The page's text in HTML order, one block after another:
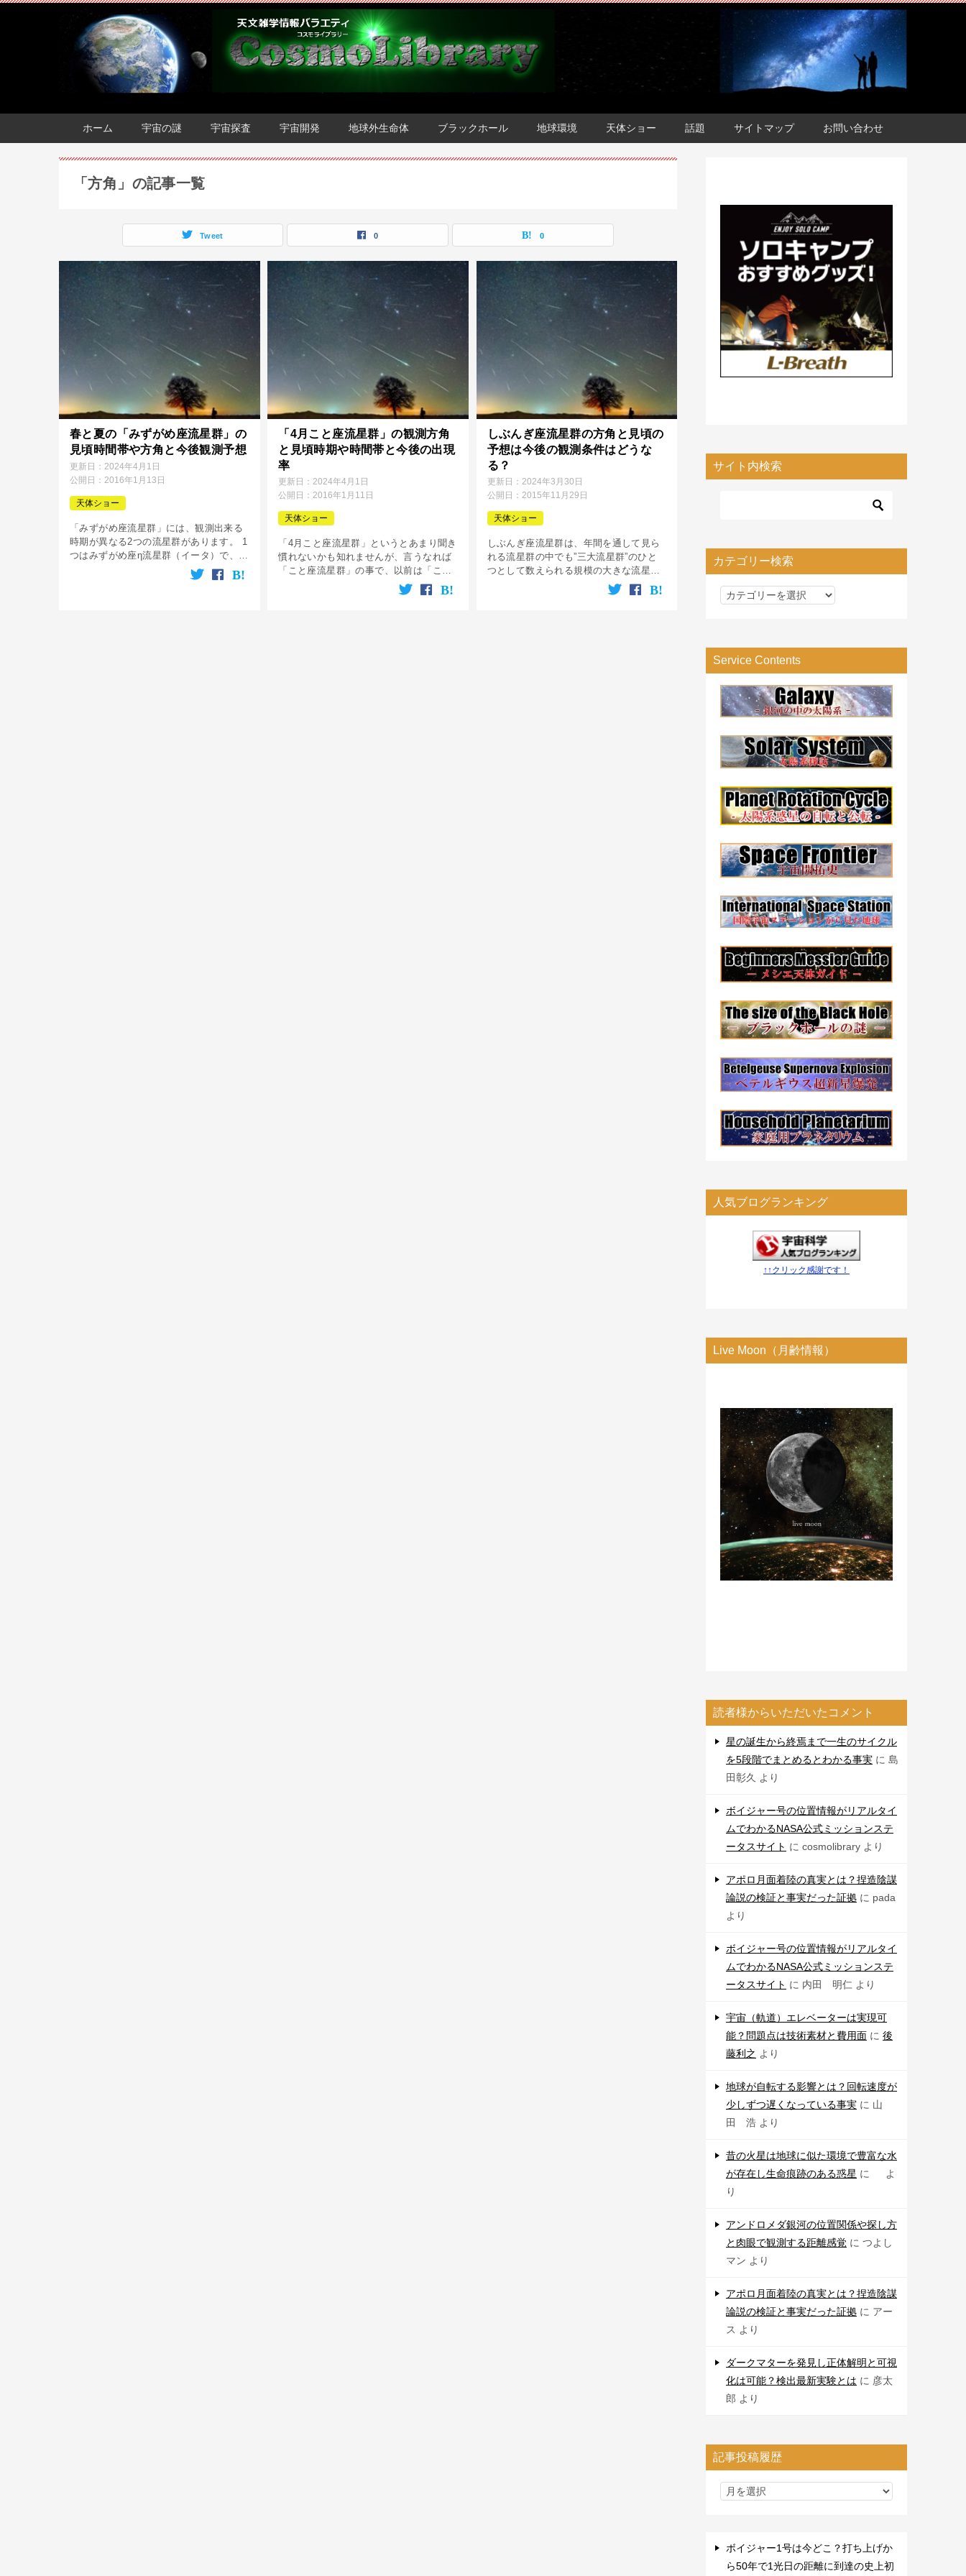
ホーム 宇宙の謎 宇宙探査 宇宙開発 地球外生命体 ブラックホール 地球環境 天体ショー 話題 サイトマップ お問い合わせ
「方角」の記事一覧
Tweet 0 0
春と夏の「みずがめ座流星群」の
見頃時間帯や方角と今後観測予想
更新日： 2024年4月1日
公開日： 2016年1月13日
天体ショー
「みずがめ座流星群」には、観測出来る
時期が異なる2つの流星群があります。 1
つはみずがめ座η流星群（イータ）で、毎
年5月上旬に観ることは出来る流星群で
す。 2つ目はみずがめ座δ流星群（デル
「4月こと座流星群」の観測方角
と見頃時期や時間帯と今後の出現
率
更新日：2024年4月1日
公開日：2016年1月11日
天体ショー
「4月こと座流星群」というとあまり聞き
慣れないかも知れませんが、言うなれば
「こと座流星群」の事で、以前は「こと
座流星群」と呼ばれていましたが、国際
天文学連合により名称が「4月こと座流星
しぶんぎ座流星群の方角と見頃の
予想は今後の観測条件はどうな
る？
更新日： 2024年3月30日
公開日： 2015年11月29日
天体ショー
しぶんぎ座流星群は、年間を通して見ら
れる流星群の中でも”三大流星群”のひと
つとして数えられる規模の大きな流星群
です。 この流星群は年のはじめを彩る流
星群としても知られ、年始の頃に見頃を
サイト内検索
カテゴリー検索
カ
リ
ー
検
索
Service Contents
人気ブログランキング
↑↑クリック感謝です！
Live Moon（月齢情報）
読者様からいただいたコメント
星の誕生から終焉まで一生のサイクル
を5段階でまとめるとわかる事実 に 島
田彰久 より
ボイジャー号の位置情報がリアルタイ
ムでわかるNASA公式ミッションステ
ータスサイト に cosmolibrary より
アポロ月面着陸の真実とは？捏造陰謀
論説の検証と事実だった証拠 に pada
より
ボイジャー号の位置情報がリアルタイ
ムでわかるNASA公式ミッションステ
ータスサイト に 内田 明仁 より
宇宙（軌道）エレベーターは実現可
能？問題点は技術素材と費用面 に 後
藤利之 より
地球が自転する影響とは？回転速度が
少しずつ遅くなっている事実 に 山
田 浩 より
昔の火星は地球に似た環境で豊富な水
が存在し生命痕跡のある惑星 に
よ
り
アンドロメダ銀河の位置関係や探し方
と肉眼で観測する距離感覚 に つよし
マン より
アポロ月面着陸の真実とは？捏造陰謀
論説の検証と事実だった証拠 に アー
ス より
ダークマターを発見し正体解明と可視
化は可能？検出最新実験とは に 彦太
郎 より
記事投稿履歴
ボイジャー1号は今どこ？打ち上げか
ら50年で1光日の距離に到達の史上初